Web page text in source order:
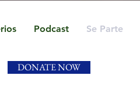
Podcast Se Parte
DONATE NOW